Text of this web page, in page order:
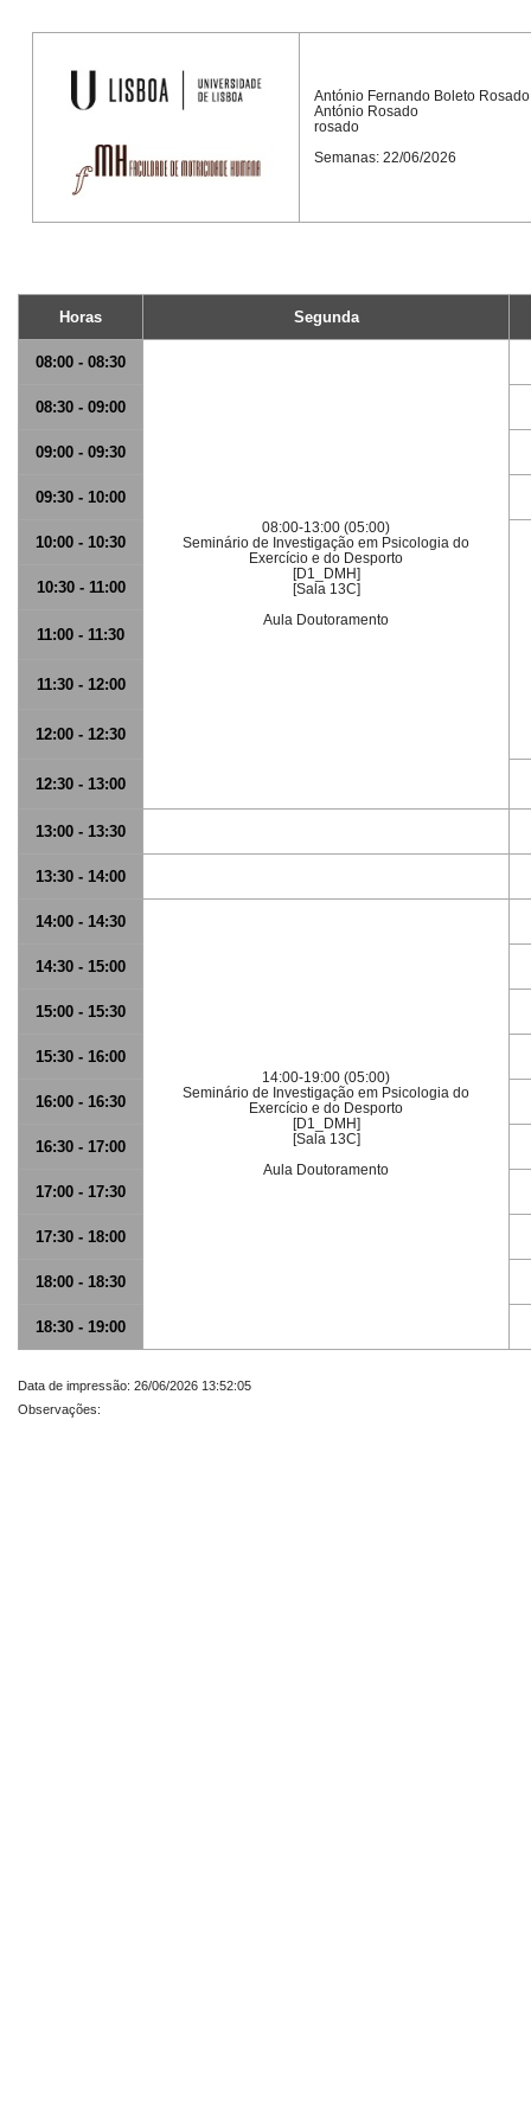
António Fernando Boleto Rosado
António Rosado
rosado
Semanas: 22/06/2026
Horas Segunda
08:00 - 08:30
08:00-13:00 (05:00)
Seminário de Investigação em Psicologia do
Exercício e do Desporto
[D1_DMH]
[Sala 13C]
Aula Doutoramento
08:30 - 09:00
09:00 - 09:30
09:30 - 10:00
10:00 - 10:30
10:30 - 11:00
11:00 - 11:30
11:30 - 12:00
12:00 - 12:30
12:30 - 13:00
13:00 - 13:30
13:30 - 14:00
14:00 - 14:30
14:00-19:00 (05:00)
Seminário de Investigação em Psicologia do
Exercício e do Desporto
[D1_DMH]
[Sala 13C]
Aula Doutoramento
14:30 - 15:00
15:00 - 15:30
15:30 - 16:00
16:00 - 16:30
16:30 - 17:00
17:00 - 17:30
17:30 - 18:00
18:00 - 18:30
18:30 - 19:00
Data de impressão: 26/06/2026 13:52:05
Observações: